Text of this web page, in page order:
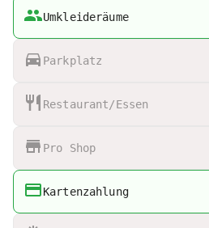
Umkleideräume
Parkplatz
Restaurant/Essen
Pro Shop
Kartenzahlung